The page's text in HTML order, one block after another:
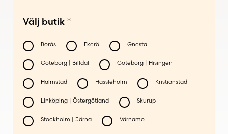
Välj butik *
Borås Ekerö Gnesta
Göteborg | Billdal Göteborg | Hisingen
Halmstad Hässleholm Kristianstad
Linköping | Östergötland Skurup
Stockholm | Järna Värnamo